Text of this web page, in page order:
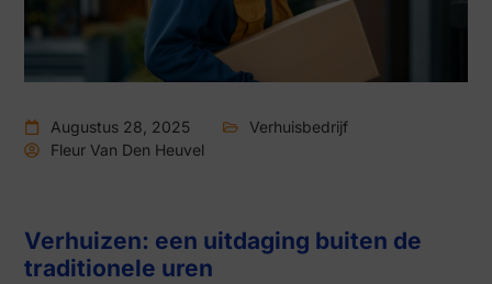
Augustus 28, 2025
Verhuisbedrijf
Fleur Van Den Heuvel
Verhuizen: een uitdaging buiten de
traditionele uren